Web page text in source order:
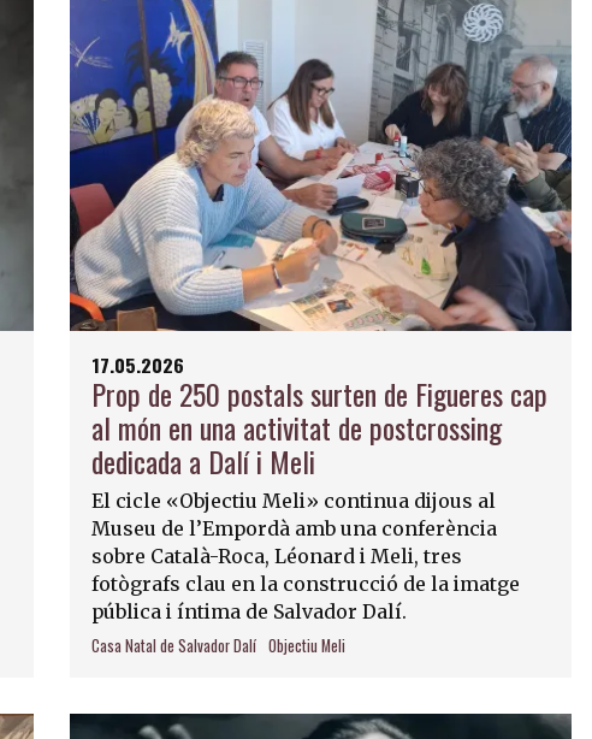
17.05.2026
Prop de 250 postals surten de Figueres cap
al món en una activitat de postcrossing
dedicada a Dalí i Meli
El cicle «Objectiu Meli» continua dijous al
Museu de l’Empordà amb una conferència
sobre Català-Roca, Léonard i Meli, tres
fotògrafs clau en la construcció de la imatge
pública i íntima de Salvador Dalí.
Casa Natal de Salvador Dalí Objectiu Meli